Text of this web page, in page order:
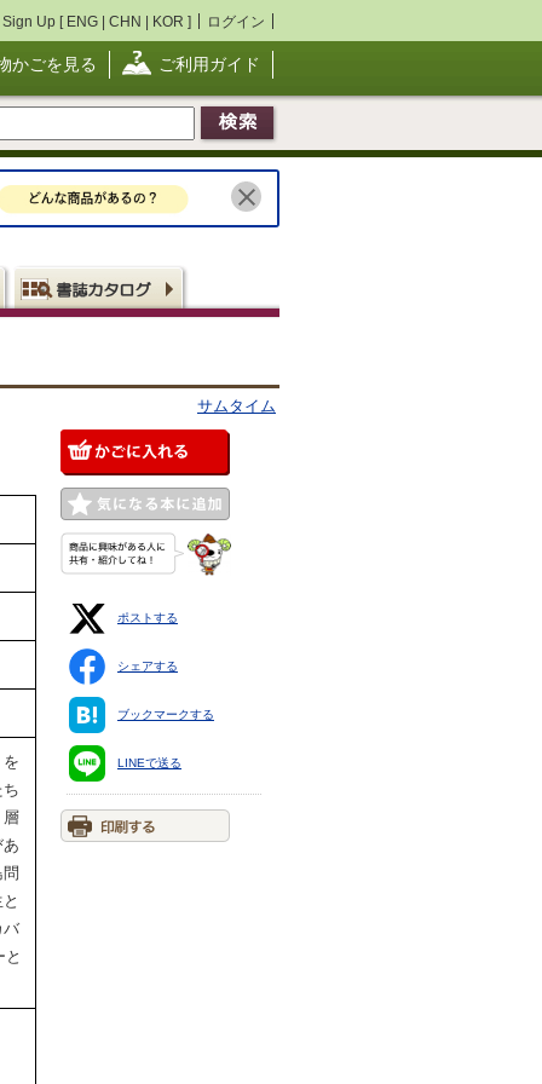
Sign Up [ ENG | CHN | KOR ] ログイン
かごを見る ご利用ガイド
サムタイム
層
バ
ポストする
シェアする
ブックマークする
LINEで送る